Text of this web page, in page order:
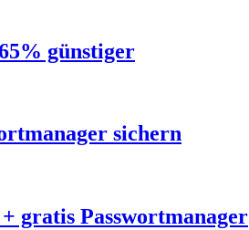
günstiger
sichern
gratis Passwortmanager